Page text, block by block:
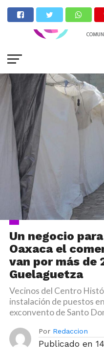
Un negocio
Oaxaca el
van por más de
Guelaguetza
Vecinos del Centro
instalación de puestos
exconvento de Santo
Por Redaccion
Publicado en